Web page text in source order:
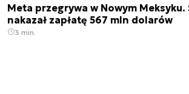
Meta przegrywa w Nowym Meksyku.
nakazał zapłatę 567 mln dolarów
3 min.